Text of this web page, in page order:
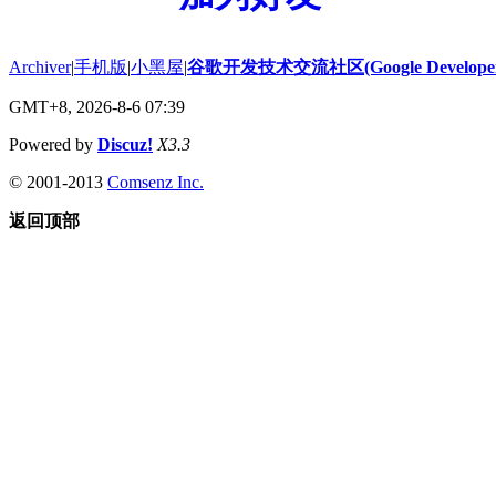
Archiver|手机版|小黑屋|谷歌开发技术交流社区(Google
GMT+8, 2026-8-6 07:39
Powered by Discuz! X3.3
© 2001-2013 Comsenz Inc.
返回顶部